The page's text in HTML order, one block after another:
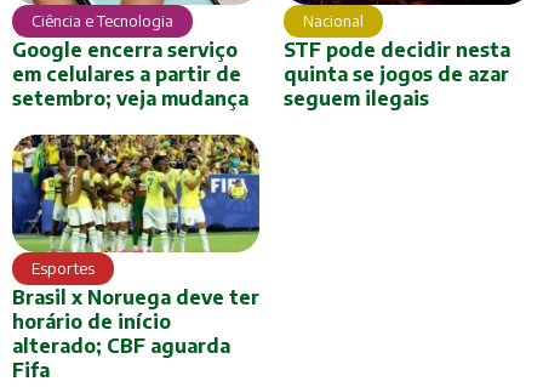
Ciência e Tecnologia
Google encerra serviço
em celulares a partir de
setembro; veja mudança
Nacional
STF pode decidir nesta
quinta se jogos de azar
seguem ilegais
Esportes
Brasil x Noruega deve ter
horário de início
alterado; CBF aguarda
Fifa